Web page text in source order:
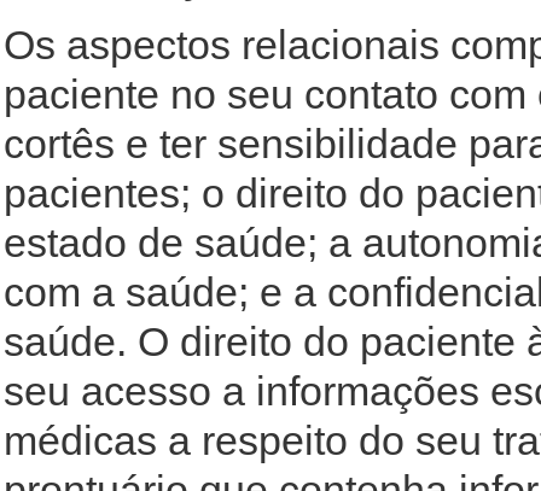
Os aspectos relacionais
paciente no seu contato
cortês e ter sensibilidade
pacientes; o direito do
estado de saúde; a
com a saúde; e a
saúde. O direito do paciente
seu acesso a informações
médicas a respeito do seu